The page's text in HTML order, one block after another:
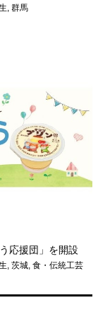
, 群馬
応援団」を開設
, 茨城, 食・伝統工芸